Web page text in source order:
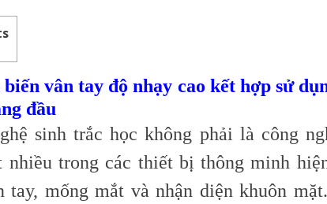
biến vân tay độ nhạy cao kết hợp sử
đầu
sinh trắc học không phải là công
nhiều trong các thiết bị thông minh
tay, mống mắt và nhận diện khuôn